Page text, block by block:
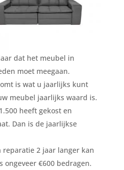
dat het meubel in
moet meegaan.
is wat u jaarlijks kunt
meubel jaarlijks waard is.
heeft gekost en
Dan is de jaarlijkse
reparatie 2 jaar langer kan
ongeveer €600 bedragen.